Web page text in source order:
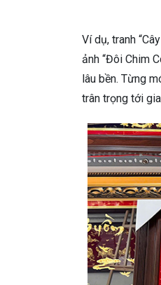
Ví dụ, tranh
ảnh “Đôi Chim
lâu bền. Từng
trân trọng tới